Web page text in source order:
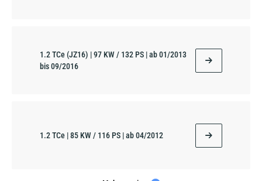
1.2 TCe (JZ16) | 97 KW / 132 PS | ab 01/2013
bis 09/2016
1.2 TCe | 85 KW / 116 PS | ab 04/2012